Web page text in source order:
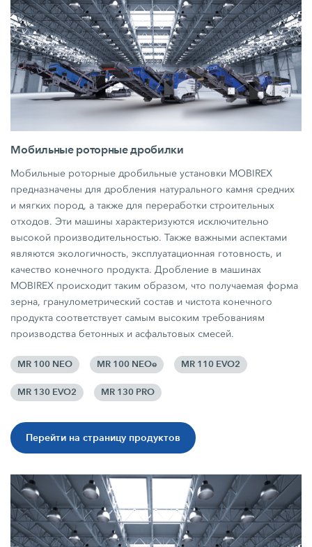
Мобильные роторные дробилки
Мобильные роторные дробильные установки MOBIREX
предназначены для дробления натурального камня средних
и мягких пород, а также для переработки строительных
отходов. Эти машины характеризуются исключительно
высокой производительностью. Также важными аспектами
являются экологичность, эксплуатационная готовность, и
качество конечного продукта. Дробление в машинах
MOBIREX происходит таким образом, что получаемая форма
зерна, гранулометрический состав и чистота конечного
продукта соответствует самым высоким требованиям
производства бетонных и асфальтовых смесей.
MR 100 NEO MR 100 NEOe MR 110 EVO2
MR 130 EVO2 MR 130 PRO
Перейти на страницу продуктов